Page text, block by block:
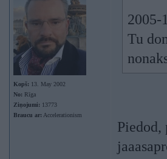
Kopš: 13. May 2002
No: Rīga
Ziņojumi: 13773
Braucu ar: Accelerationism
2005-
Tu
Piedod,